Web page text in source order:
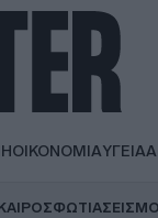
ΟΙΚΟΝΟΜΙΑΥΓΕΙΑ
ΦΩΤΙΑ